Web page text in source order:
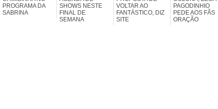
PROGRAMA DA
SABRINA
SHOWS NESTE
FINAL DE
SEMANA
VOLTAR AO
FANTÁSTICO, DIZ
SITE
PAGODINHIO
PEDE AOS FÃS
ORAÇÃO